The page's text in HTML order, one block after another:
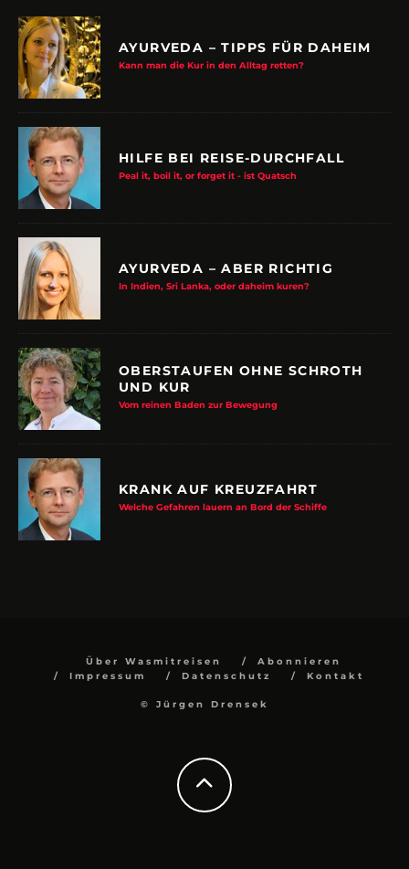
AYURVEDA – TIPPS FÜR DAHEIM
Kann man die Kur in den Alltag retten?
HILFE BEI REISE-DURCHFALL
Peal it, boil it, or forget it - ist Quatsch
AYURVEDA – ABER RICHTIG
In Indien, Sri Lanka, oder daheim kuren?
OBERSTAUFEN OHNE SCHROTH
UND KUR
Vom reinen Baden zur Bewegung
KRANK AUF KREUZFAHRT
Welche Gefahren lauern an Bord der Schiffe
Über Wasmitreisen
Abonnieren
Impressum
Datenschutz Kontakt
© Jürgen Drensek